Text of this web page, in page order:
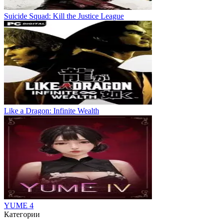
Suicide Squad: Kill the Justice League
Like a Dragon: Infinite Wealth
YUME 4
Категории